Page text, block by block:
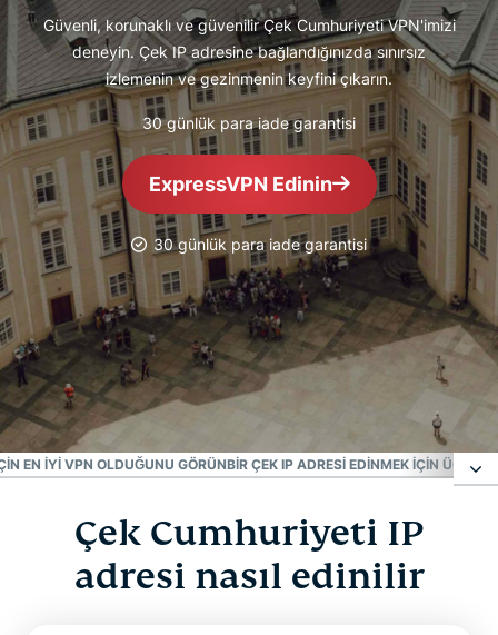
Güvenli, korunaklı ve güvenilir Çek Cumhuriyeti VPN'imizi
deneyin. Çek IP adresine bağlandığınızda sınırsız
izlemenin ve gezinmenin keyfini çıkarın.
30 günlük para iade garantisi
ExpressVPN Edinin
30 günlük para iade garantisi
En Güvenilir VPN
En İyi Çek Cumhuriyeti
EN IYI VPN OLDUĞUNU GÖRÜNBIR ÇEK IP ADRESI EDINMEK IÇIN
Çek Cumhuriyeti IP adresi nasıl edinilir
Neden Çek Cumhuriyeti VPN sunucusu
Çek Cumhuriyeti IP
adresi nasıl edinilir